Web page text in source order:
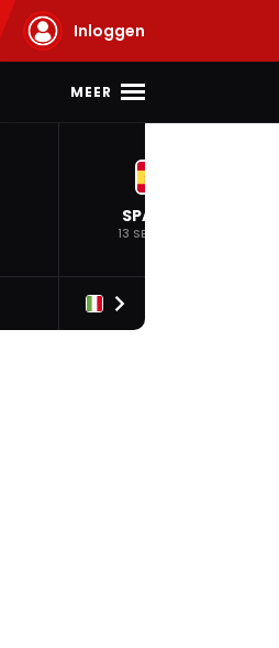
Inloggen
MEER
SPANJE
13 SEP. 2026